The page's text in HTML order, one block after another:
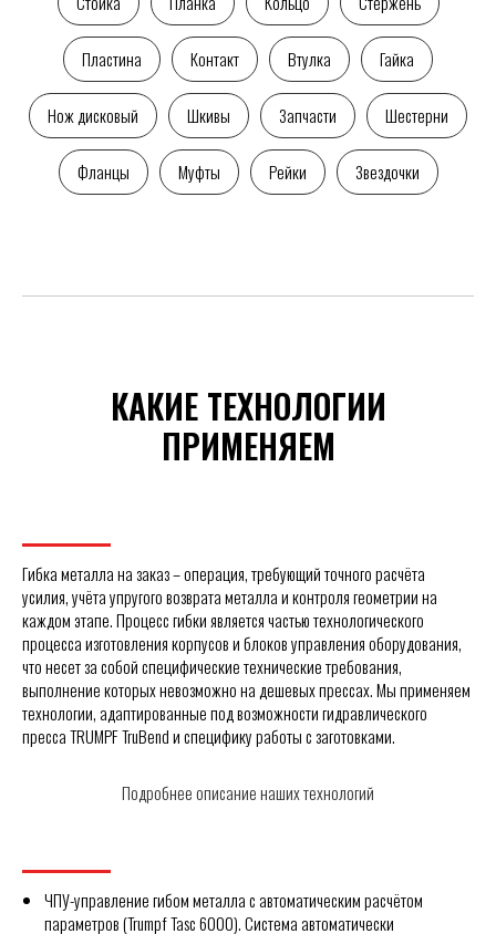
Пластина Контакт Втулка Гайка
Нож дисковый Шкивы Запчасти Шестерни
Фланцы Муфты Рейки Звездочки
КАКИЕ ТЕХНОЛОГИИ
ПРИМЕНЯЕМ
Гибка металла на заказ – операция, требующий точного расчёта
усилия, учёта упругого возврата металла и контроля геометрии на
каждом этапе. Процесс гибки является частью технологического
процесса изготовления корпусов и блоков управления оборудования,
что несет за собой специфические технические требования,
выполнение которых невозможно на дешевых прессах. Мы применяем
технологии, адаптированные под возможности гидравлического
пресса TRUMPF TruBend и специфику работы с заготовками.
Подробнее описание наших технологий
ЧПУ-управление гибом металла с автоматическим расчётом
параметров (Trumpf Tasc 6000). Система автоматически